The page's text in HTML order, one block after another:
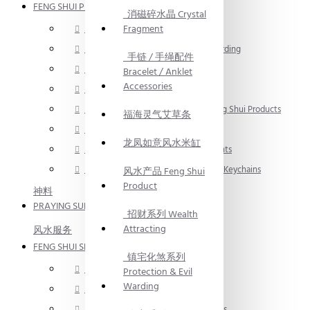
消磁碎水晶 Crystal
Fragment
手链 / 手绳配件
Bracelet / Anklet
Accessories
福海灵气艾草条
龙凤如意风水米缸
风水产品 Feng Shui
Product
招财系列 Wealth
Attracting
镇宅化煞系列
Protection & Evil
Warding
FENG SHUI PRODUCT
招财系列 Wealth Attracting
镇宅化煞系列 Protection & Evil Warding
净宅系列 Home Purification
入伙旺宅系列 Home Blessing
2026 流年风水产品 2026 Yearly Feng Shui Products
风水产品 / 摆件 Feng Shui Ornaments
汽车挂饰 / 钥匙扣 Car Ornaments / Keychains
神料
PRAYING SUPPLIES
风水服务
FENG SHUI SERVICE
风水服务 Feng Shui Services
取名服务 Naming Services